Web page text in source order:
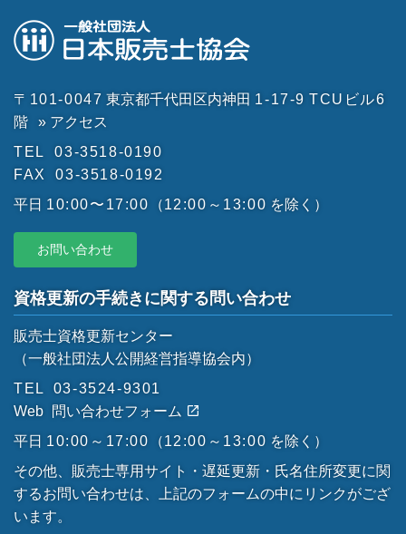
〒101-0047 東京都千代田区内神田 1-17-9 TCUビル6
階
» アクセス
TEL
03-3518-0190
FAX
03-3518-0192
平日 10:00〜17:00 （12:00～13:00 を除く）
お問い合わせ
資格更新の手続きに関する問い合わせ
販売士資格更新センター
（一般社団法人公開経営指導協会内）
TEL
03-3524-9301
Web
問い合わせフォーム
平日 10:00～17:00 （12:00～13:00 を除く）
その他、販売士専用サイト・遅延更新・氏名住所変更に関
するお問い合わせは、上記のフォームの中にリンクがござ
います。